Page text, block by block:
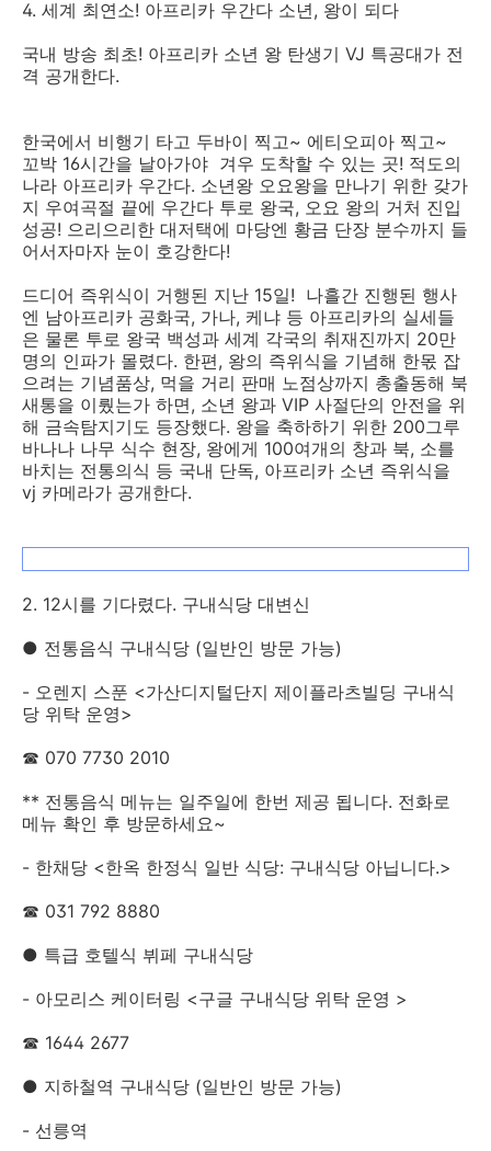
4. 세계 최연소! 아프리카 우간다 소년, 왕이 되다
국내 방송 최초! 아프리카 소년 왕 탄생기 VJ 특공대가 전
격 공개한다.
한국에서 비행기 타고 두바이 찍고~ 에티오피아 찍고~
꼬박 16시간을 날아가야 겨우 도착할 수 있는 곳! 적도의
나라 아프리카 우간다. 소년왕 오요왕을 만나기 위한 갖가
지 우여곡절 끝에 우간다 투로 왕국, 오요 왕의 거처 진입
성공! 으리으리한 대저택에 마당엔 황금 단장 분수까지 들
어서자마자 눈이 호강한다!
드디어 즉위식이 거행된 지난 15일! 나흘간 진행된 행사
엔 남아프리카 공화국, 가나, 케냐 등 아프리카의 실세들
은 물론 투로 왕국 백성과 세계 각국의 취재진까지 20만
명의 인파가 몰렸다. 한편, 왕의 즉위식을 기념해 한몫 잡
으려는 기념품상, 먹을 거리 판매 노점상까지 총출동해 북
새통을 이뤘는가 하면, 소년 왕과 VIP 사절단의 안전을 위
해 금속탐지기도 등장했다. 왕을 축하하기 위한 200그루
바나나 나무 식수 현장, 왕에게 100여개의 창과 북, 소를
바치는 전통의식 등 국내 단독, 아프리카 소년 즉위식을
vj 카메라가 공개한다.
2. 12시를 기다렸다. 구내식당 대변신
● 전통음식 구내식당 (일반인 방문 가능)
- 오렌지 스푼 <가산디지털단지 제이플라츠빌딩 구내식
당 위탁 운영>
☎ 070 7730 2010
** 전통음식 메뉴는 일주일에 한번 제공 됩니다. 전화로
메뉴 확인 후 방문하세요~
- 한채당 <한옥 한정식 일반 식당: 구내식당 아닙니다.>
☎ 031 792 8880
● 특급 호텔식 뷔페 구내식당
- 아모리스 케이터링 <구글 구내식당 위탁 운영 >
☎ 1644 2677
● 지하철역 구내식당 (일반인 방문 가능)
- 선릉역